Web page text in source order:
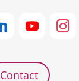
Contact